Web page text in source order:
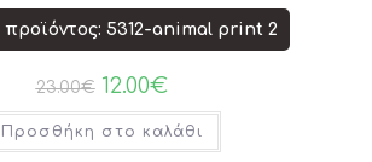
προϊόντος: 5312-animal print 2
23.00€ 12.00€
Προσθήκη στο καλάθι